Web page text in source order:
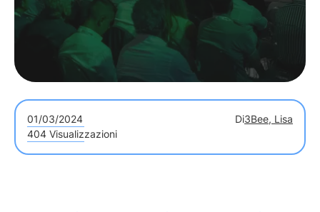
01/03/2024 Di3Bee, Lisa
404 Visualizzazioni